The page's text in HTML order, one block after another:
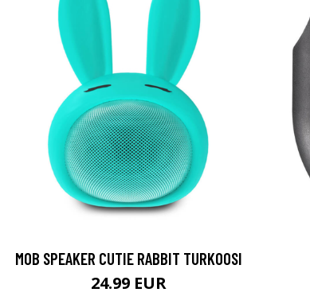
MOB SPEAKER CUTIE RABBIT TURKOOSI
24.99 EUR